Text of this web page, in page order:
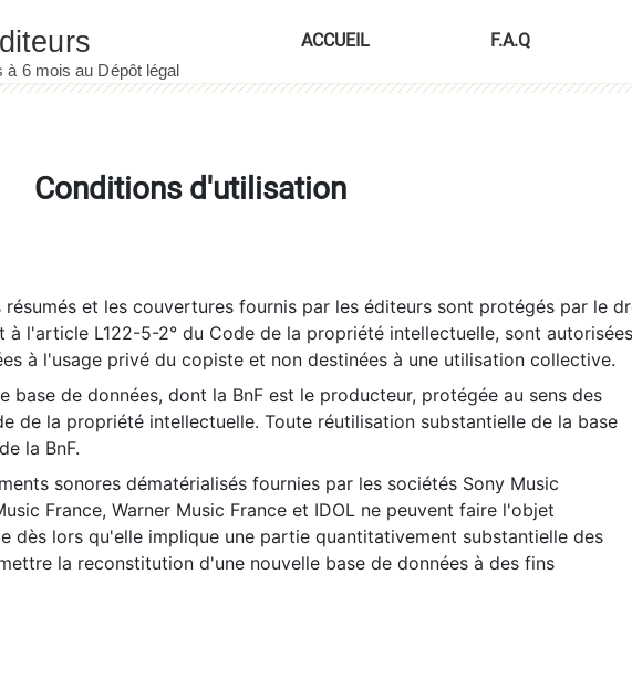
ACCUEIL F.A.Q
Conditions d'utilisation
résumés et les couvertures fournis par les éditeurs sont protégés par le
l'article L122-5-2° du Code de la propriété intellectuelle, sont
à l'usage privé du copiste et non destinées à une utilisation collective.
base de données, dont la BnF est le producteur, protégée au sens des
de la propriété intellectuelle. Toute réutilisation substantielle de la base
la BnF.
sonores dématérialisés fournies par les sociétés Sony Music
France, Warner Music France et IDOL ne peuvent faire l'objet
dès lors qu'elle implique une partie quantitativement substantielle des
la reconstitution d'une nouvelle base de données à des fins